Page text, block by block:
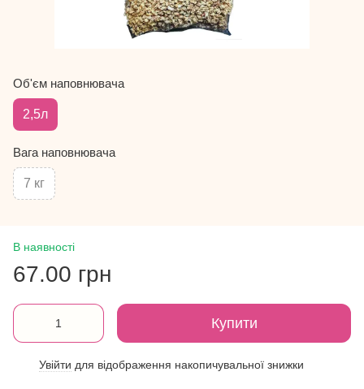
Об'єм наповнювача
2,5л
Вага наповнювача
7 кг
В наявності
67.00 грн
Купити
Увійти для відображення накопичувальної знижки